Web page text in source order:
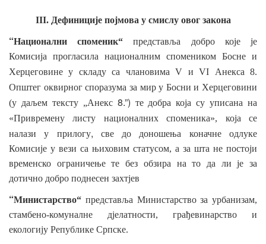
III. Дефиниције појмова у смислу овог закона
“Национални споменик“представља добро које је
Комисија прогласила националним спомеником Босне и
Херцеговине у складу са члановима V и VI Анекса 8.
Општег оквирног споразума за мир у Босни и Херцеговини
(у даљем тексту „Анекс8.”) те добра која су уписана на
«Привремену листу националних
споменика», која се
налази у
прилогу,
све до доношења коначне одлуке
Комисије у вези са њиховим статусом, а за шта не постоји
временско ограничење те без обзира на то да ли је за
дотично добро поднесен захтјев
“Министарство“ представља Министарство за урбанизам,
стамбено-комуналне дјелатности, грађевинарство и
екологију Републике Српске.